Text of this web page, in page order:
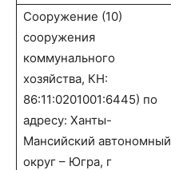
Сооружение (10)
сооружения
коммунального
хозяйства, КН:
86:11:0201001:6445) по
адресу: Ханты-
Мансийский автономный
округ – Югра, г